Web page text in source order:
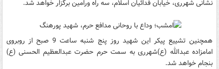
نشانی شهرری، خیابان فدائیان اسلام، سه راه ورامین برگزار خواهد شد.
همچنین تشییع پیکر این شهید روز پنج شنبه ساعت 9 صبح از روبروی
امامزاده عبدالله (ع)شهرری به سمت حرم حضرت عبدالعظیم الحسنی (ع)
بنجام خواهد شد.